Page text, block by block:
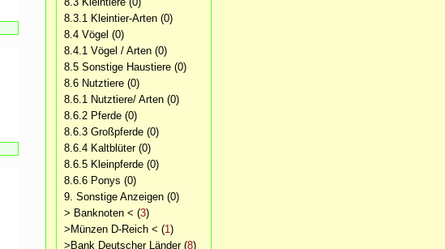
8.3.1 Kleintier-Arten (0)
8.4 Vögel (0)
8.4.1 Vögel / Arten (0)
8.5 Sonstige Haustiere (0)
8.6 Nutztiere (0)
8.6.1 Nutztiere/ Arten (0)
8.6.2 Pferde (0)
8.6.3 Großpferde (0)
8.6.4 Kaltblüter(0)
8.6.5 Kleinpferde (0)
8.6.6 Ponys (0)
9. Sonstige Anzeigen (0)
> Banknoten < (3)
>Münzen D-Reich < (1)
>Bank Deutscher Länder(8)